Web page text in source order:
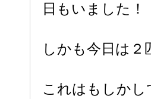
日もいました！
しかも今日は２
これはもしか